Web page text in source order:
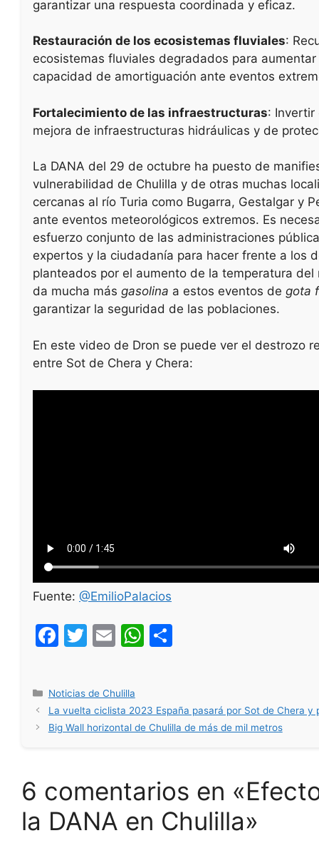
garantizar una respuesta coordinada y eficaz.
Restauración de los ecosistemas fluviales:
ecosistemas fluviales degradados para aumentar
capacidad de amortiguación ante eventos
Fortalecimiento de las infraestructuras: Invertir
mejora de infraestructuras hidráulicas y de
La DANA del 29 de octubre ha puesto de
vulnerabilidad de Chulilla y de otras muchas
cercanas al río Turia como Bugarra, Gestalgar y
ante eventos meteorológicos extremos. Es
esfuerzo conjunto de las administraciones
expertos y la ciudadanía para hacer frente a los
planteados por el aumento de la temperatura del
da mucha más gasolina a estos eventos de gota
garantizar la seguridad de las poblaciones.
En este video de Dron se puede ver el destrozo
entre Sot de Chera y Chera:
Fuente: @EmilioPalacios
F
e
b
k
T
er
E
l
W
s
A
e
Categorías
Noticias de Chulilla
La vuelta ciclista 2023 España pasará por Sot de Chera y
Big Wall horizontal de Chulilla de más de mil metros
6 comentarios en
la DANA en Chulilla»